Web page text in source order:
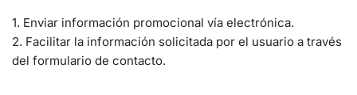
1. Enviar información promocional vía electrónica.
2. Facilitar la información solicitada por el usuario a través
del formulario de contacto.